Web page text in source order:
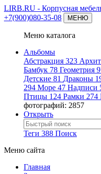
LIRB.RU - Корпусная
+7(900)080-35-08
МЕНЮ
Меню каталога
Альбомы
Абстракция 323
Бамбук 78 Геометрия
Детские 81 Драконы
294 Море 47 Надписи
Птицы 124 Рамки 274
фотографий: 2857
Открыть
Теги 388 Поиск
Меню сайта
Главная